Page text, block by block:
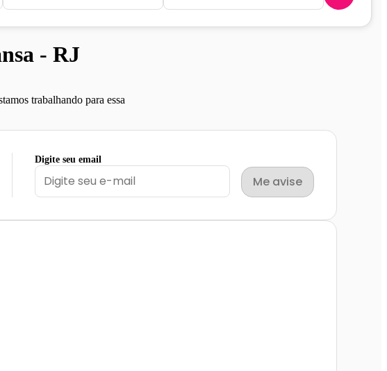
- RJ
trabalhando para essa
Digite seu email
Me avise